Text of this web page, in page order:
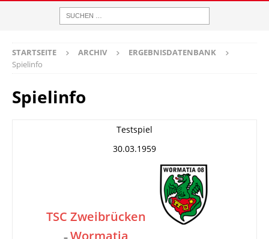
STARTSEITE ARCHIV
ERGEBNISDATENBANK
Spielinfo
Spielinfo
Testspiel
30.03.1959
TSC Zweibrücken
Wormatia